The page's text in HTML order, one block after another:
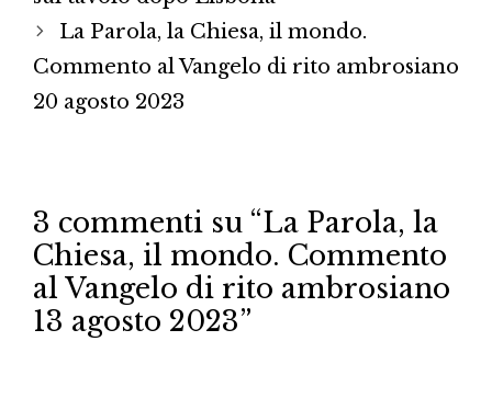
La Parola, la Chiesa, il mondo.
Commento al Vangelo di rito ambrosiano
20 agosto 2023
3 commenti su “La Parola, la
Chiesa, il mondo. Commento
al Vangelo di rito ambrosiano
13 agosto 2023”